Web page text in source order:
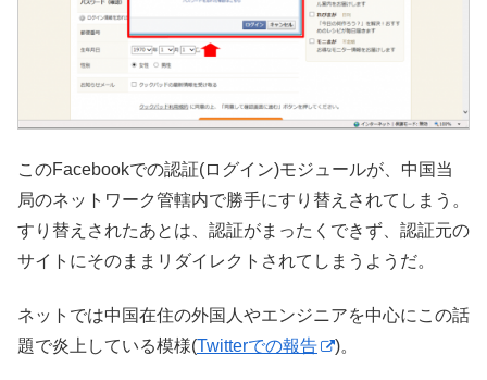
このFacebookでの認証(ログイン)モジュールが、中国当
局のネットワーク管轄内で勝手にすり替えされてしまう。
すり替えされたあとは、認証がまったくできず、認証元の
サイトにそのままリダイレクトされてしまうようだ。
ネットでは中国在住の外国人やエンジニアを中心にこの話
題で炎上している模様(Twitterでの報告 )。